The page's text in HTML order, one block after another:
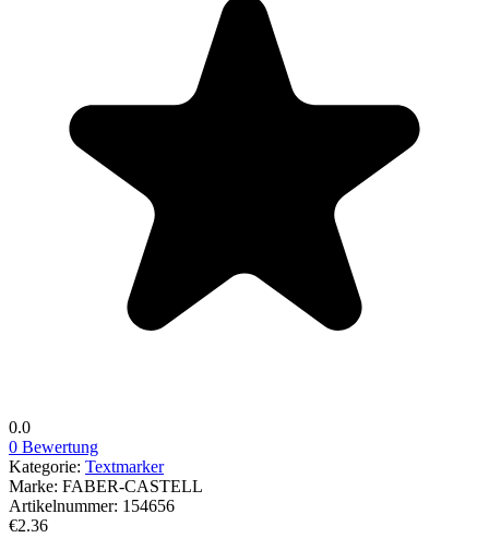
0.0
0 Bewertung
Kategorie: Textmarker
Marke: FABER-CASTELL
Artikelnummer: 154656
€2.36